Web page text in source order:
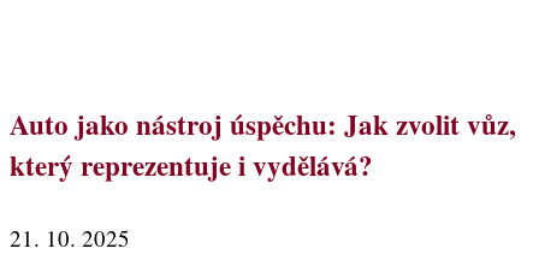
Auto jako nástroj úspěchu: Jak zvolit vůz,
který reprezentuje i vydělává?
21. 10. 2025